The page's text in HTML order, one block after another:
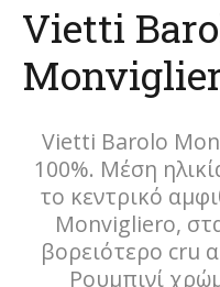
Vietti
Vietti Barolo
100%. Μέση
το κεντρικό
Monvigliero,
βορειότερο cru
Ρουμπινί